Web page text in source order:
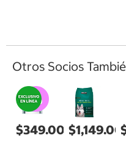
Otros Socios
$349.00 $1,149.00